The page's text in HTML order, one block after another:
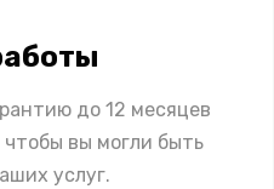
до 12 месяцев
вы могли быть
услуг.